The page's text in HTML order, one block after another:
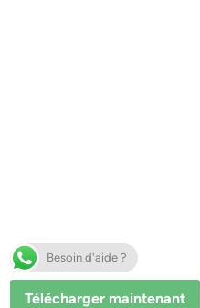
Besoin d'aide ?
Télécharger maintenant